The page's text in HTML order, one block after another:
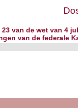
van de wet van 4
van de federale